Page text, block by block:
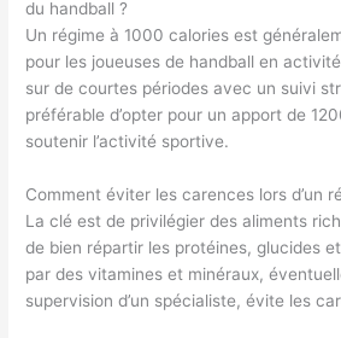
du handball ?
Un régime à 1000 calories est
pour les joueuses de handball en
sur de courtes périodes avec un suivi
préférable d’opter pour un apport de
soutenir l’activité sportive.
Comment éviter les carences lors d’un
La clé est de privilégier des aliments
de bien répartir les protéines, glucides
par des vitamines et minéraux,
supervision d’un spécialiste, évite les